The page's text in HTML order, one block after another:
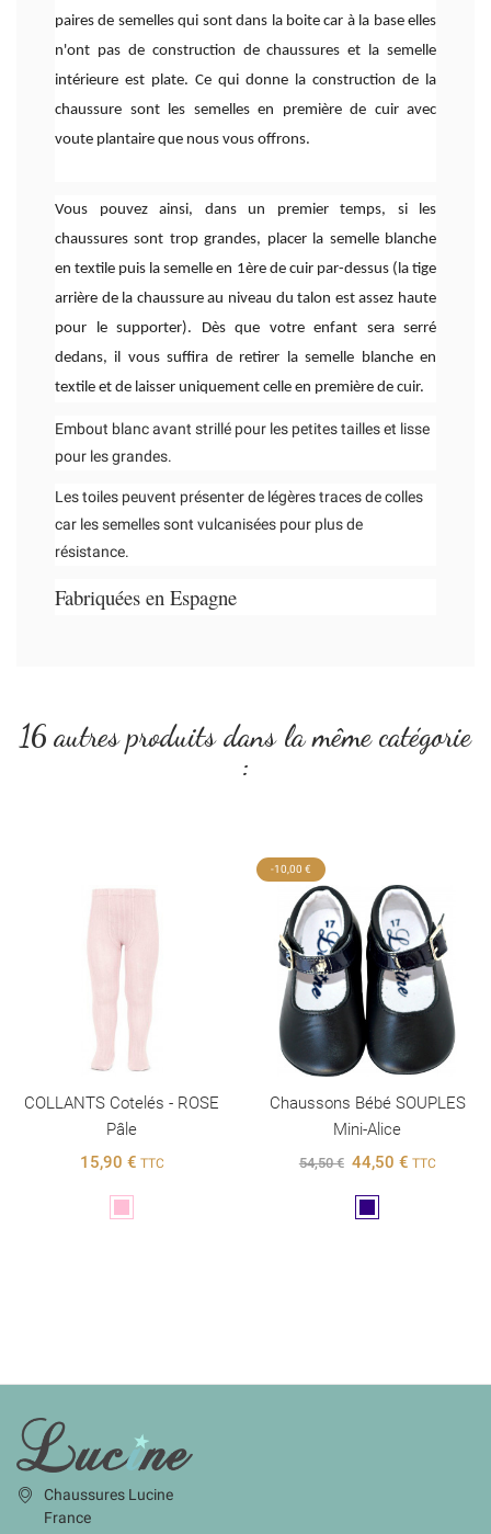
paires de semelles qui sont dans la boite car à la base elles
n'ont pas de construction de chaussures et la semelle
intérieure est plate. Ce qui donne la construction de la
chaussure sont les semelles en première de cuir avec
voute plantaire que nous vous offrons.
Vous pouvez ainsi, dans un premier temps, si les
chaussures sont trop grandes, placer la semelle blanche
en textile puis la semelle en 1ère de cuir par-dessus (la tige
arrière de la chaussure au niveau du talon est assez haute
pour le supporter). Dès que votre enfant sera serré
dedans, il vous suffira de retirer la semelle blanche en
textile et de laisser uniquement celle en première de cuir.
Embout blanc avant strillé pour les petites tailles et lisse
pour les grandes.
Les toiles peuvent présenter de légères traces de colles
car les semelles sont vulcanisées pour plus de
résistance.
Fabriquées en Espagne
16 autres produits dans la même catégorie
:
COLLANTS Cotelés - ROSE
Pâle
15,90 € TTC
-10,00 €
Chaussons Bébé SOUPLES
Mini-Alice
54,50 € 44,50 € TTC
INFORMATIONS
Chaussures Lucine
France